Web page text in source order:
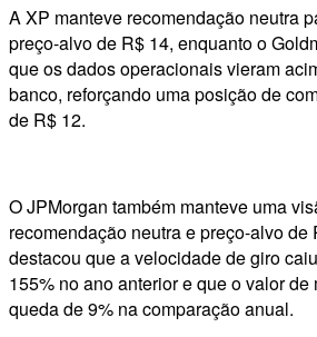
A XP manteve recomendação neutra
preço-alvo de R$ 14, enquanto o
que os dados operacionais vieram
banco, reforçando uma posição de
de R$ 12.
O JPMorgan também manteve uma
recomendação neutra e preço-alvo de
destacou que a velocidade de giro
155% no ano anterior e que o valor
queda de 9% na comparação anual.